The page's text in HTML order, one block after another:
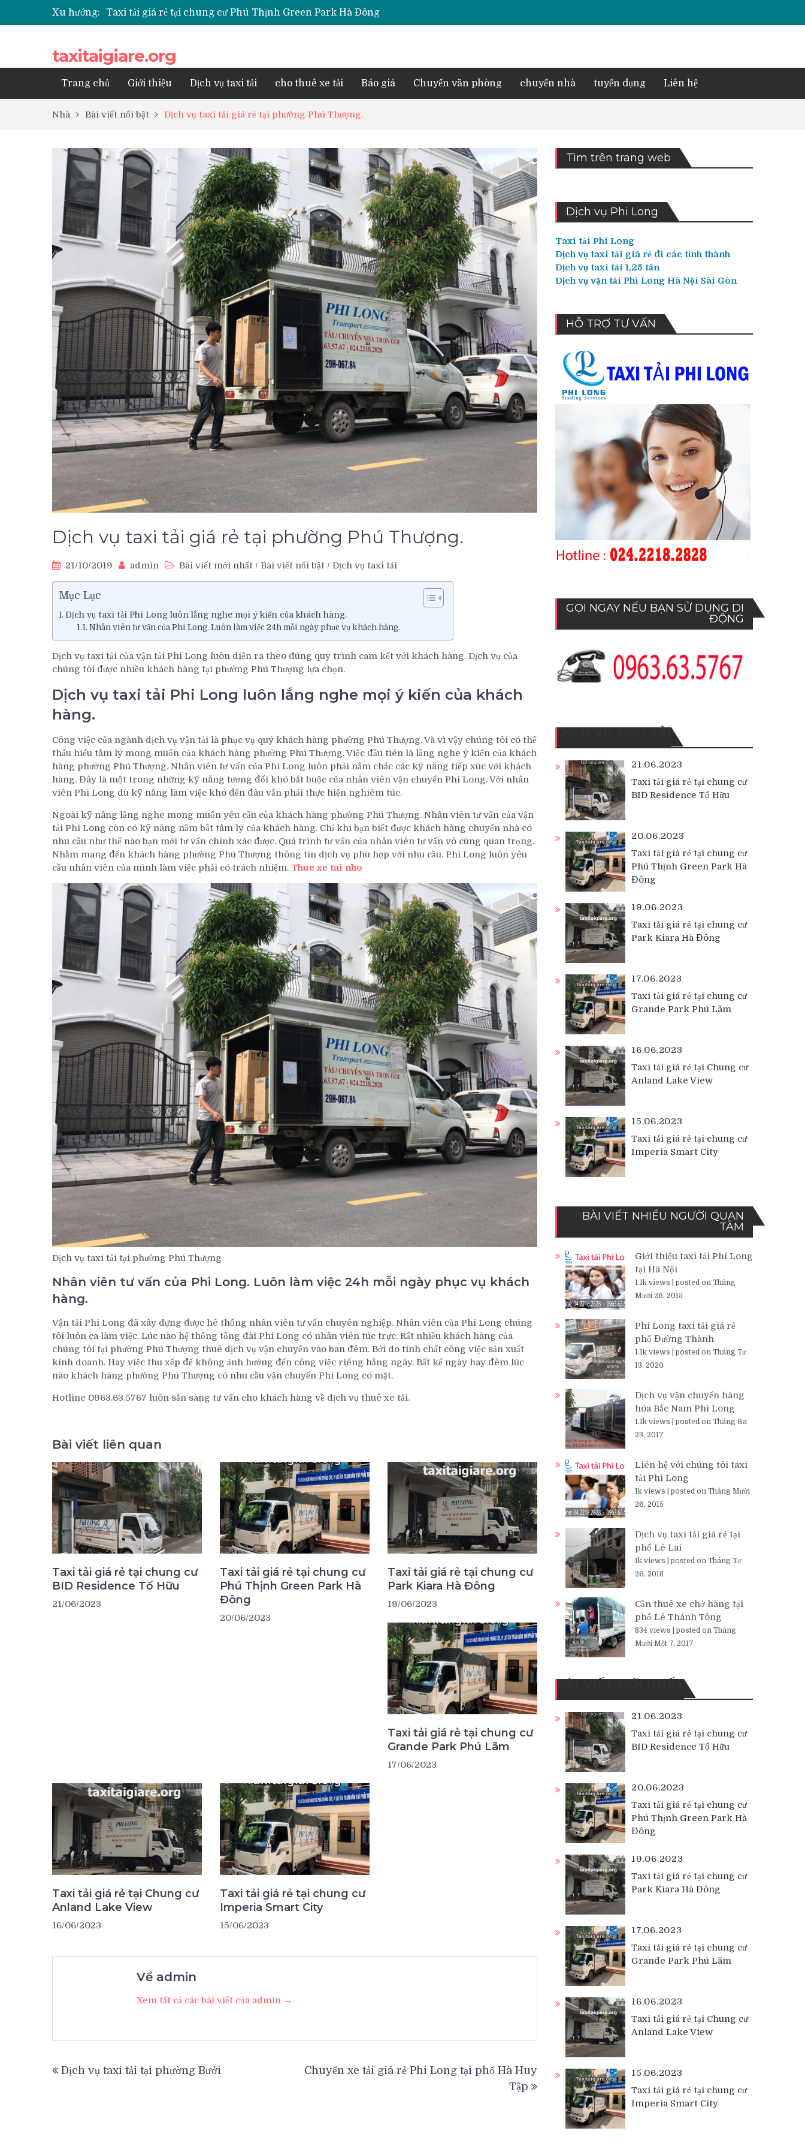
Xu hướng:
Taxi tải giá rẻ tại chung cư Park Kiara Hà Đông
Taxi tải giá rẻ tại chung cư Grande Park Phú Lãm
Taxi tải giá rẻ tại chung cư BID Residence Tố Hữu
taxitaigiare.org
Trang chủ Giới thiệu Dịch vụ taxi tải cho thuê xe tải Báo giá Chuyển văn phòng chuyển nhà tuyển dụng Liên hệ
Nhà Bài viết nổi bật Dịch vụ taxi tải giá rẻ tại phường Phú Thượng.
Dịch vụ taxi tải giá rẻ tại phường Phú Thượng.
21/10/2019 admin Bài viết mới nhất / Bài viết nổi bật / Dịch vụ taxi tải
Mục Lục
Dịch vụ taxi tải Phi Long luôn lắng nghe mọi ý kiến của khách hàng.
Nhân viên tư vấn của Phi Long. Luôn làm việc 24h mỗi ngày phục vụ khách hàng.
Dịch vụ taxi tải của vận tải Phi Long luôn diễn ra theo đúng quy trình cam kết với khách hàng. Dịch vụ của
chúng tôi được nhiều khách hàng tại phường Phú Thượng lựa chọn.
Dịch vụ taxi tải Phi Long luôn lắng nghe mọi ý kiến của khách
hàng.
Công việc của ngành dịch vụ vận tải là phục vụ quý khách hàng phường Phú Thượng. Và vì vậy chúng tôi có thể
thấu hiểu tâm lý mong muốn của khách hàng phường Phú Thượng. Việc đầu tiên là lắng nghe ý kiến của khách
hàng phường Phú Thượng. Nhân viên tư vấn của Phi Long luôn phải nắm chắc các kỹ năng tiếp xúc với khách
hàng. Đây là một trong những kỹ năng tương đối khó bắt buộc của nhân viên vận chuyển Phi Long. Với nhân
viên Phi Long dù kỹ năng làm việc khó đến đâu vẫn phải thực hiện nghiêm túc.
Ngoài kỹ năng lắng nghe mong muốn yêu cầu của khách hàng phường Phú Thượng. Nhân viên tư vấn của vận
tải Phi Long còn có kỹ năng nắm bắt tâm lý của khách hàng. Chỉ khi bạn biết được khách hàng chuyển nhà có
nhu cầu như thế nào bạn mới tư vấn chính xác được. Quá trình tư vấn của nhân viên tư vấn vô cùng quan trọng.
Nhằm mang đến khách hàng phường Phú Thượng thông tin dịch vụ phù hợp với nhu cầu. Phi Long luôn yêu
cầu nhân viên của mình làm việc phải có trách nhiệm. Thue xe tai nho
Dịch vụ taxi tải tại phường Phú Thượng
Nhân viên tư vấn của Phi Long. Luôn làm việc 24h mỗi ngày phục vụ khách
hàng.
Vận tải Phi Long đã xây dựng được hê thống nhân viên tư vấn chuyên nghiệp. Nhân viên của Phi Long chúng
tôi luôn ca làm việc. Lúc nào hệ thống tổng đài Phi Long có nhân viên túc trực. Rất nhiều khách hàng của
chúng tôi tại phường Phú Thượng thuê dịch vụ vận chuyển vào ban đêm. Bởi do tính chất công việc sản xuất
kinh doanh. Hay việc thu xếp để không ảnh hưởng đến công việc riêng hằng ngày. Bất kể ngày hay đêm lúc
nào khách hàng phường Phú Thượng có nhu cầu vận chuyển Phi Long có mặt.
Hotline 0963.63.5767 luôn sẵn sàng tư vấn cho khách hàng về dịch vụ thuê xe tải.
Bài viết liên quan
Taxi tải giá rẻ tại chung cư
BID Residence Tố Hữu
21/06/2023
Taxi tải giá rẻ tại chung cư
Phú Thịnh Green Park Hà
Đông
20/06/2023
Taxi tải giá rẻ tại chung cư
Park Kiara Hà Đông
19/06/2023
Taxi tải giá rẻ tại chung cư
Grande Park Phú Lãm
17/06/2023
Taxi tải giá rẻ tại Chung cư
Anland Lake View
16/06/2023
Taxi tải giá rẻ tại chung cư
Imperia Smart City
15/06/2023
Về admin
Xem tất cả các bài viết của admin →
hướng
Dịch vụ taxi tải tại phường Bưởi
Chuyển xe tải giá rẻ Phi Long tại phố Hà Huy
Tập
Tìm trên trang web
Dịch vụ Phi Long
Taxi tải Phi Long
Dịch vụ taxi tải giá rẻ đi các tỉnh thành
Dịch vụ taxi tải 1,25 tấn
Dịch vụ vận tải Phi Long Hà Nội Sài Gòn
HỖ TRỢ TƯ VẤN
GỌI NGAY NẾU BẠN SỬ DỤNG DI
ĐỘNG
21.06.2023
Taxi tải giá rẻ tại chung cư
BID Residence Tố Hữu
20.06.2023
Taxi tải giá rẻ tại chung cư
Phú Thịnh Green Park Hà
Đông
19.06.2023
Taxi tải giá rẻ tại chung cư
Park Kiara Hà Đông
17.06.2023
Taxi tải giá rẻ tại chung cư
Grande Park Phú Lãm
16.06.2023
Taxi tải giá rẻ tại Chung cư
Anland Lake View
15.06.2023
Taxi tải giá rẻ tại chung cư
Imperia Smart City
BÀI VIẾT NHIỀU NGƯỜI QUAN
TÂM
Giới thiệu taxi tải Phi Long
tại Hà Nội
1.1k views
posted on Tháng
Mười 26, 2015
Phi Long taxi tải giá rẻ
phố Đường Thành
1.1k views
posted on Tháng Tư
13, 2020
Dịch vụ vận chuyển hàng
hóa Bắc Nam Phi Long
1.1k views
posted on Tháng Ba
23, 2017
Liên hệ với chúng tôi taxi
tải Phi Long
1k views
posted on Tháng Mười
26, 2015
Dịch vụ taxi tải giá rẻ tại
phố Lê Lai
1k views
posted on Tháng Tư
26, 2018
Cần thuê xe chở hàng tại
phố Lê Thánh Tông
834 views
posted on Tháng
Mười Một 7, 2017
BÀI VIẾT MỚI NHẤT
21.06.2023
Taxi tải giá rẻ tại chung cư
BID Residence Tố Hữu
20.06.2023
Taxi tải giá rẻ tại chung cư
Phú Thịnh Green Park Hà
Đông
19.06.2023
Taxi tải giá rẻ tại chung cư
Park Kiara Hà Đông
17.06.2023
Taxi tải giá rẻ tại chung cư
Grande Park Phú Lãm
16.06.2023
Taxi tải giá rẻ tại Chung cư
Anland Lake View
15.06.2023
Taxi tải giá rẻ tại chung cư
Imperia Smart City